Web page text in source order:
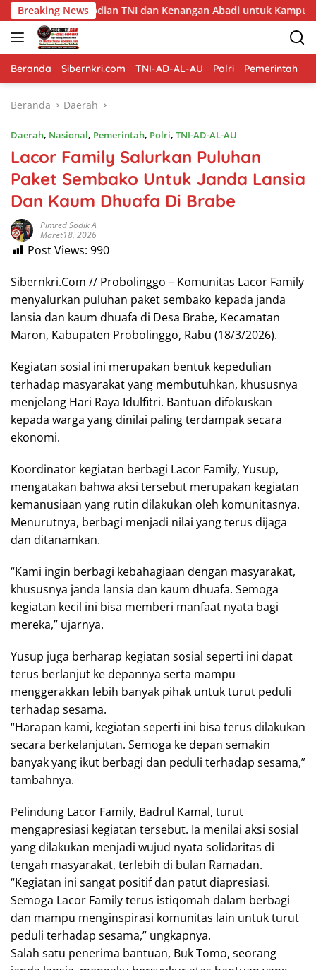
Langsung
ke
konten
Breaking News
TNI dan Kenangan Abadi untuk Kampung Sesor
Beranda Sibernkri.com TNI-AD-AL-AU Polri Pemerintah
Beranda Daerah
Daerah, Nasional, Pemerintah, Polri, TNI-AD-AL-AU
Lacor Family Salurkan Puluhan
Paket Sembako Untuk Janda Lansia
Dan Kaum Dhuafa Di Brabe
Pimred Sodik A
Maret18, 2026
Post Views: 990
Sibernkri.Com // Probolinggo – Komunitas Lacor Family
menyalurkan puluhan paket sembako kepada janda
lansia dan kaum dhuafa di Desa Brabe, Kecamatan
Maron, Kabupaten Probolinggo, Rabu (18/3/2026).
Kegiatan sosial ini merupakan bentuk kepedulian
terhadap masyarakat yang membutuhkan, khususnya
menjelang Hari Raya Idulfitri. Bantuan difokuskan
kepada warga yang dinilai paling terdampak secara
ekonomi.
Koordinator kegiatan berbagi Lacor Family, Yusup,
mengatakan bahwa aksi tersebut merupakan kegiatan
kemanusiaan yang rutin dilakukan oleh komunitasnya.
Menurutnya, berbagi menjadi nilai yang terus dijaga
dan ditanamkan.
“Kami ingin berbagi kebahagiaan dengan masyarakat,
khususnya janda lansia dan kaum dhuafa. Semoga
kegiatan kecil ini bisa memberi manfaat nyata bagi
mereka,” ujarnya.
Yusup juga berharap kegiatan sosial seperti ini dapat
terus berlanjut ke depannya serta mampu
menggerakkan lebih banyak pihak untuk turut peduli
terhadap sesama.
“Harapan kami, kegiatan seperti ini bisa terus dilakukan
secara berkelanjutan. Semoga ke depan semakin
banyak yang ikut berbagi dan peduli terhadap sesama,”
tambahnya.
Pelindung Lacor Family, Badrul Kamal, turut
mengapresiasi kegiatan tersebut. Ia menilai aksi sosial
yang dilakukan menjadi wujud nyata solidaritas di
tengah masyarakat, terlebih di bulan Ramadan.
“Kegiatan ini sangat positif dan patut diapresiasi.
Semoga Lacor Family terus istiqomah dalam berbagi
dan mampu menginspirasi komunitas lain untuk turut
peduli terhadap sesama,” ungkapnya.
Salah satu penerima bantuan, Buk Tomo, seorang